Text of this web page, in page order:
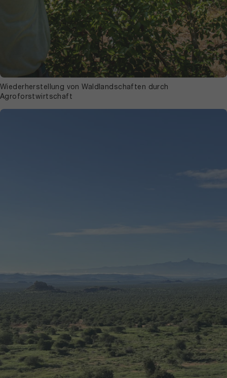
Wiederherstellung von Waldlandschaften durch
Agroforstwirtschaft